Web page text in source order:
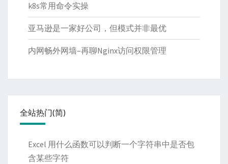
k8s常用命令实操
亚马逊是一家好公司，但模式并非最优
内网畅外网墙–再聊Nginx访问权限管理
全站热门(简)
Excel 用什么函数可以判断一个字符串中是否包
含某些字符